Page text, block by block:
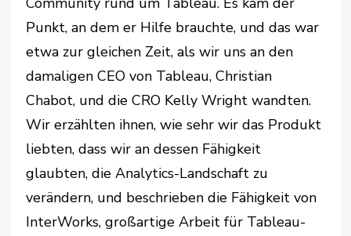
Punkt, an dem er Hilfe brauchte, und das war
etwa zur gleichen Zeit, als wir uns an den
damaligen CEO von Tableau, Christian
Chabot, und die CRO Kelly Wright wandten.
Wir erzählten ihnen, wie sehr wir das Produkt
liebten, dass wir an dessen Fähigkeit
glaubten, die Analytics-Landschaft zu
verändern, und beschrieben die Fähigkeit von
InterWorks, großartige Arbeit für Tableau-